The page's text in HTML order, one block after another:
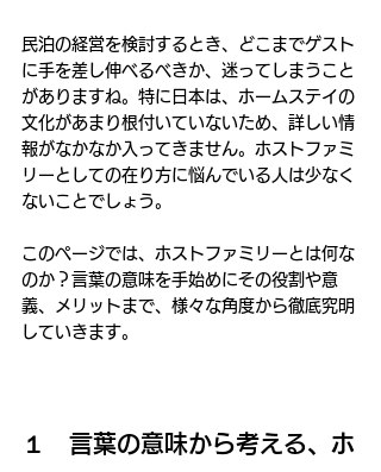
民泊の経営を検討するとき、どこまでゲスト
に手を差し伸べるべきか、迷ってしまうこと
がありますね。特に日本は、ホームステイの
文化があまり根付いていないため、詳しい情
報がなかなか入ってきません。ホストファミ
リーとしての在り方に悩んでいる人は少なく
ないことでしょう。
このページでは、ホストファミリーとは何な
のか？言葉の意味を手始めにその役割や意
義、メリットまで、様々な角度から徹底究明
していきます。
１　言葉の意味から考える、ホ